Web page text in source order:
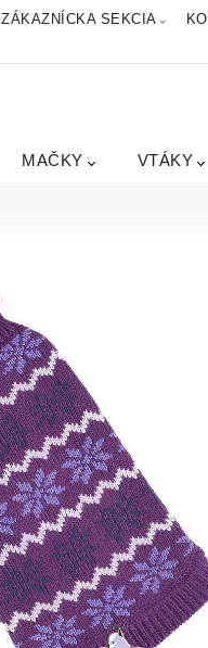
ZÁKAZNÍCKA SEKCIA
MAČKY VTÁKY